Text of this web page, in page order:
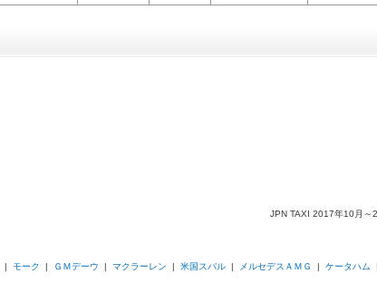
JPN TAXI 2017年10月～
| モーク | ＧＭデーウ | マクラーレン | 米国スバル | メルセデスＡＭＧ | ケータハム